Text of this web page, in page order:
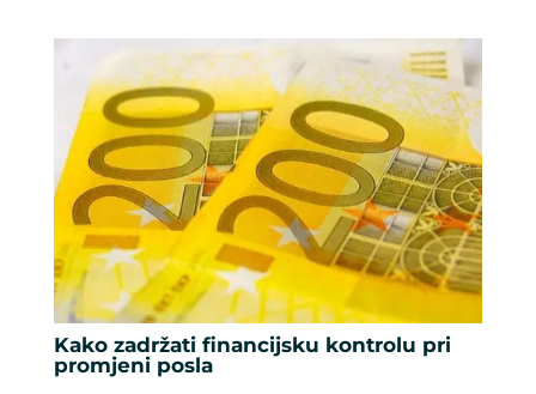
Kako zadržati financijsku kontrolu pri
promjeni posla